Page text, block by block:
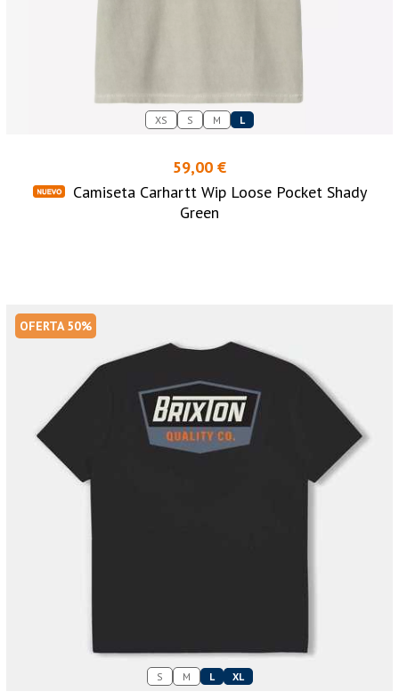
XS S M L
59,00 €
Camiseta Carhartt Wip Loose Pocket Shady
Green
OFERTA 50%
S M L XL